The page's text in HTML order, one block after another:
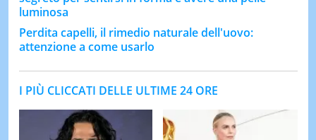
luminosa
Perdita capelli, il rimedio naturale dell'uovo:
attenzione a come usarlo
I PIÙ CLICCATI DELLE ULTIME 24 ORE